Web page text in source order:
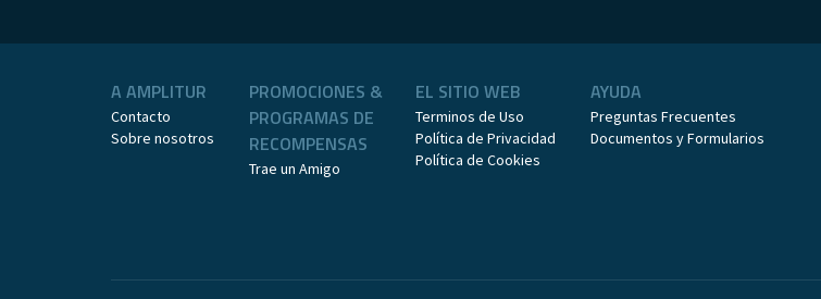
A AMPLITUR
Contacto
Sobre nosotros
PROMOCIONES &
PROGRAMAS DE
RECOMPENSAS
Trae un Amigo
EL SITIO WEB
Terminos de Uso
Política de Privacidad
Política de Cookies
AYUDA
Preguntas Frecuentes
Documentos y Formularios